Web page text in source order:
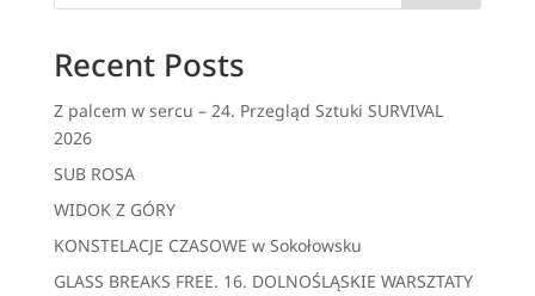
Recent Posts
Z palcem w sercu – 24. Przegląd Sztuki SURVIVAL
2026
SUB ROSA
WIDOK Z GÓRY
KONSTELACJE CZASOWE w Sokołowsku
GLASS BREAKS FREE. 16. DOLNOŚLĄSKIE WARSZTATY